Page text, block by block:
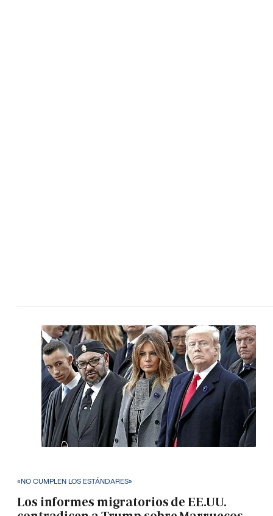
«NO CUMPLEN LOS ESTÁNDARES»
Los informes migratorios de EE.UU.